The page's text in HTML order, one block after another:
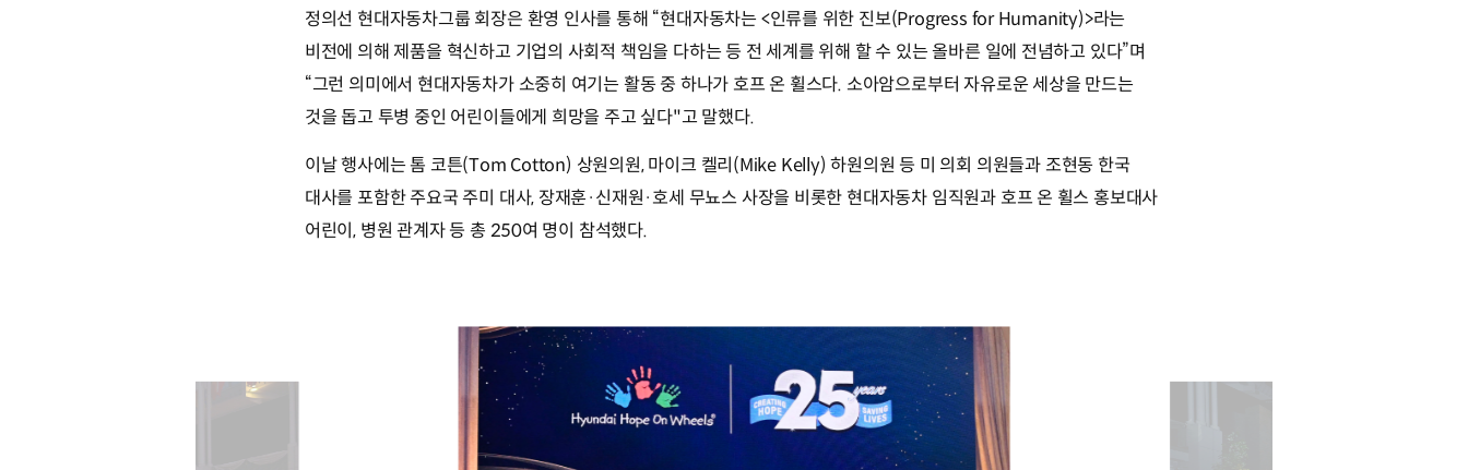
정의선 현대자동차그룹 회장은 환영 인사를 통해 “현대자동차는 <인류를 위한 진보(Progress for Humanity)>라는
비전에 의해 제품을 혁신하고 기업의 사회적 책임을 다하는 등 전 세계를 위해 할 수 있는 올바른 일에 전념하고 있다”며
“그런 의미에서 현대자동차가 소중히 여기는 활동 중 하나가 호프 온 휠스다. 소아암으로부터 자유로운 세상을 만드는
것을 돕고 투병 중인 어린이들에게 희망을 주고 싶다"고 말했다.
이날 행사에는 톰 코튼(Tom Cotton) 상원의원, 마이크 켈리(Mike Kelly) 하원의원 등 미 의회 의원들과 조현동 한국
대사를 포함한 주요국 주미 대사, 장재훈·신재원·호세 무뇨스 사장을 비롯한 현대자동차 임직원과 호프 온 휠스 홍보대사
어린이, 병원 관계자 등 총 250여 명이 참석했다.